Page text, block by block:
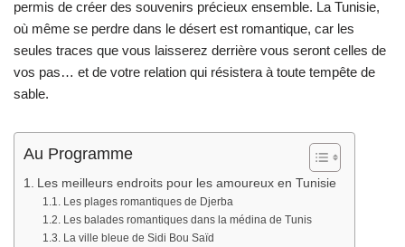
permis de créer des souvenirs précieux ensemble. La Tunisie,
où même se perdre dans le désert est romantique, car les
seules traces que vous laisserez derrière vous seront celles de
vos pas… et de votre relation qui résistera à toute tempête de
sable.
Au Programme
Les meilleurs endroits pour les amoureux en Tunisie
Les plages romantiques de Djerba
Les balades romantiques dans la médina de Tunis
La ville bleue de Sidi Bou Saïd